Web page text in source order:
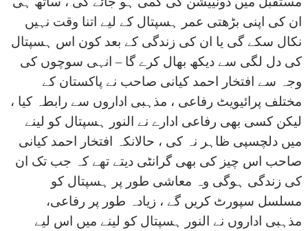
ان کی اپنی بڑھتی عمر ہسپتال کے لیے اتنا وقت نہیں
نکال سکے گی یا ان کی زندگی کے بعد کون اس ہسپتال
کی دل لگی سے دیکھ بھال کرے گا – انہی سوچوں کی
وجہ سے افتخار احمد کیانی صاحب نے پاکستان کے
مختلف پرائیویٹ رفاعی ، مذہبی اداروں سے رابطہ کیا ،
لیکن کسی بھی رفاعی ادارے نے النور ہسپتال کو لینے
میں دلچسپی ظاہر نہ کی ، حالانکہ افتخار احمد کیانی
صاحب اس چیز کی بھی گرانٹی دیتے تھے کہ جب تک ان
کی زندگی ہوگی وہ معاشی طور پر ہسپتال کو
مسلسل سپورٹ کریں گے ، زیادہ طور پر رفاعی،
مذہبی اداروں نے النور ہسپتال کو لینے میں اس لیے